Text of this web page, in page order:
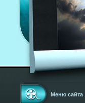
Меню сайта